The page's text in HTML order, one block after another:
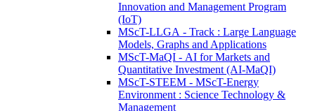
Innovation and Management Program
(IoT)
MScT-LLGA - Track : Large Language
Models, Graphs and Applications
MScT-MaQI - AI for Markets and
Quantitative Investment (AI-MaQI)
MScT-STEEM - MScT-Energy
Environment : Science Technology &
Management